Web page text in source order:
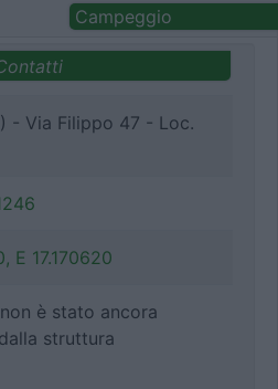
Campeggio
- Via Filippo 47 - Loc.
E 17.170620
è stato ancora
struttura